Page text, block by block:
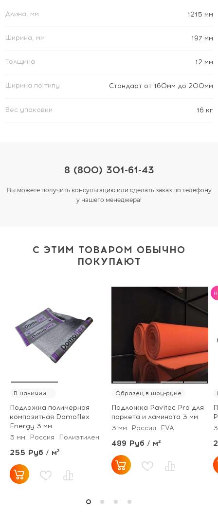
Длина, мм 1215 мм
Ширина, мм 197 мм
Толщина 12 мм
Ширина по типу Стандарт от 160мм до 200мм
Вес упаковки 16 кг
8 (800) 301-61-43
Вы можете получить консультацию или сделать заказ по телефону
у нашего менеджера!
С ЭТИМ ТОВАРОМ ОБЫЧНО
ПОКУПАЮТ
В наличии
Подложка полимерная
композитная Domoflex
Energy 3 мм
3 мм
Россия Полиэтилен
255 Руб / м²
Образец в шоу-руме
Подложка Pavitec Pro для
паркета и ламината 3 мм
3 мм
Россия EVA
489 Руб / м²